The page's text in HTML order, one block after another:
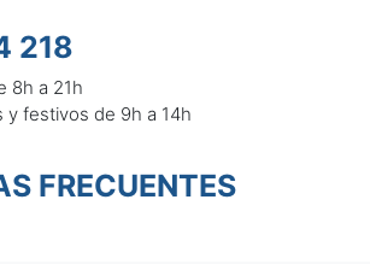
218
8h a 21h
y festivos de 9h a 14h
FRECUENTES